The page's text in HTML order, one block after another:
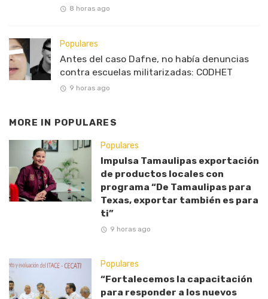
8 horas ago
Populares
Antes del caso Dafne, no había denuncias
contra escuelas militarizadas: CODHET
9 horas ago
MORE IN POPULARES
Populares
Impulsa Tamaulipas exportación
de productos locales con
programa “De Tamaulipas para
Texas, exportar también es para
ti”
9 horas ago
Populares
“Fortalecemos la capacitación
para responder a los nuevos